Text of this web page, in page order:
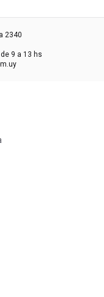
2340
9 a 13 hs